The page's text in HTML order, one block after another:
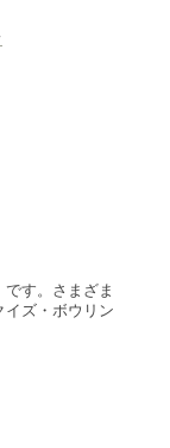
す。さまざま
イズ・ボウリン